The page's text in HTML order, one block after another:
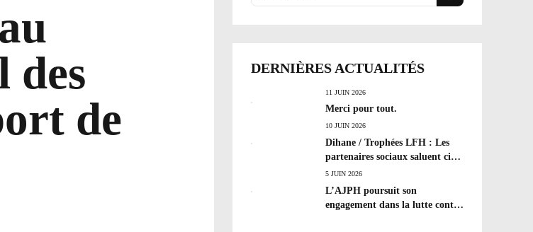
des
de
DERNIÈRES ACTUALITÉS
11 JUIN 2026
Merci pour tout.
10 JUIN 2026
Dihane / Trophées LFH : Les
partenaires sociaux saluent cinq
années de progrès social et les
efforts à poursuivre !
5 JUIN 2026
L’AJPH poursuit son
engagement dans la lutte contre